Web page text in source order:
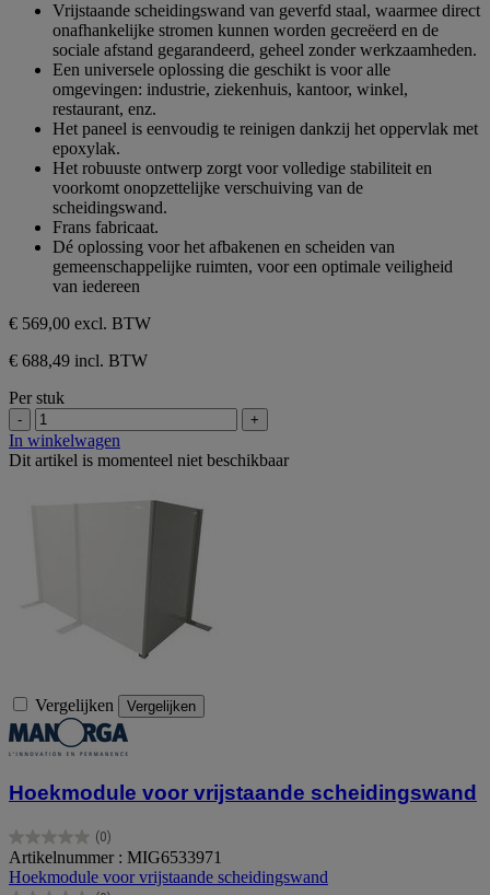
sterren.
Vrijstaande scheidingswand van geverfd staal, waarmee direct
onafhankelijke stromen kunnen worden gecreëerd en de
sociale afstand gegarandeerd, geheel zonder werkzaamheden.
Een universele oplossing die geschikt is voor alle
omgevingen: industrie, ziekenhuis, kantoor, winkel,
restaurant, enz.
Het paneel is eenvoudig te reinigen dankzij het oppervlak met
epoxylak.
Het robuuste ontwerp zorgt voor volledige stabiliteit en
voorkomt onopzettelijke verschuiving van de
scheidingswand.
Frans fabricaat.
Dé oplossing voor het afbakenen en scheiden van
gemeenschappelijke ruimten, voor een optimale veiligheid
van iedereen
€ 569,00 excl. BTW
€ 688,49 incl. BTW
Per stuk
- +
In winkelwagen
Dit artikel is momenteel niet beschikbaar
Vergelijken Vergelijken
Hoekmodule voor vrijstaande scheidingswand
(0)
0.0
van
de
Artikelnummer : MIG6533971
Hoekmodule voor vrijstaande scheidingswand